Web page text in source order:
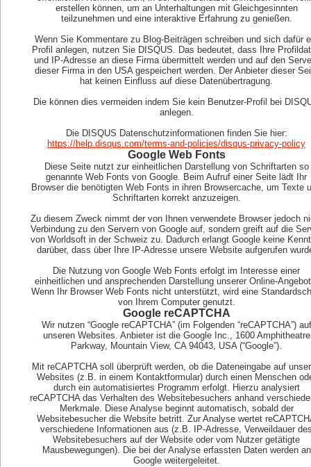
erstellen können, um an Unterhaltungen mit Gleichgesinnten
teilzunehmen und eine interaktive Erfahrung zu genießen.
Wenn Sie Kommentare zu Blog-Beiträgen schreiben und sich dafür
Profil anlegen, nutzen Sie DISQUS. Das bedeutet, dass Ihre
und IP-Adresse an diese Firma übermittelt werden und auf den
dieser Firma in den USA gespeichert werden. Der Anbieter dieser
hat keinen Einfluss auf diese Datenübertragung.
Die können dies vermeiden indem Sie kein Benutzer-Profil bei
anlegen.
Die DISQUS Datenschutzinformationen finden Sie hier:
https://help.disqus.com/terms-and-policies/disqus-privacy-policy
Google Web Fonts
Diese Seite nutzt zur einheitlichen Darstellung von Schriftarten so
genannte Web Fonts von Google. Beim Aufruf einer Seite lädt Ihr
Browser die benötigten Web Fonts in ihren Browsercache, um Texte
Schriftarten korrekt anzuzeigen.
Zu diesem Zweck nimmt der von Ihnen verwendete Browser jedoch
Verbindung zu den Servern von Google auf, sondern greift auf die
von Worldsoft in der Schweiz zu. Dadurch erlangt Google keine
darüber, dass über Ihre IP-Adresse unsere Website aufgerufen
Die Nutzung von Google Web Fonts erfolgt im Interesse einer
einheitlichen und ansprechenden Darstellung unserer Online-
Wenn Ihr Browser Web Fonts nicht unterstützt, wird eine
von Ihrem Computer genutzt.
Google reCAPTCHA
Wir nutzen “Google reCAPTCHA” (im Folgenden “reCAPTCHA”) auf
unseren Websites. Anbieter ist die Google Inc., 1600 Amphitheatre
Parkway, Mountain View, CA 94043, USA (“Google”).
Mit reCAPTCHA soll überprüft werden, ob die Dateneingabe auf
Websites (z.B. in einem Kontaktformular) durch einen Menschen
durch ein automatisiertes Programm erfolgt. Hierzu analysiert
reCAPTCHA das Verhalten des Websitebesuchers anhand
Merkmale. Diese Analyse beginnt automatisch, sobald der
Websitebesucher die Website betritt. Zur Analyse wertet
verschiedene Informationen aus (z.B. IP-Adresse, Verweildauer
Websitebesuchers auf der Website oder vom Nutzer getätigte
Mausbewegungen). Die bei der Analyse erfassten Daten werden an
Google weitergeleitet.